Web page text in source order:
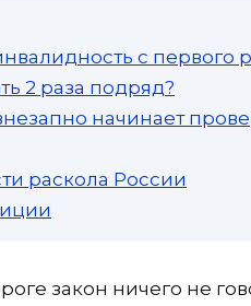
с первого
2 раза подряд?
начинает
раскола России
закон ничего не